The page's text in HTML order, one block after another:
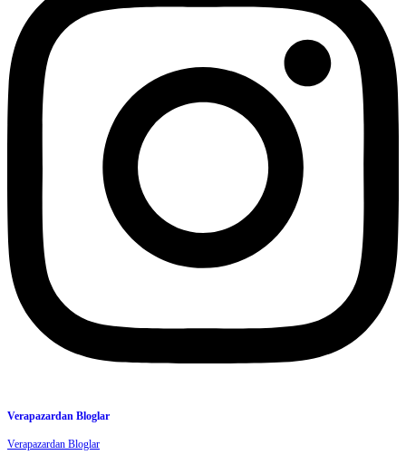
Verapazardan Bloglar
Verapazardan Bloglar